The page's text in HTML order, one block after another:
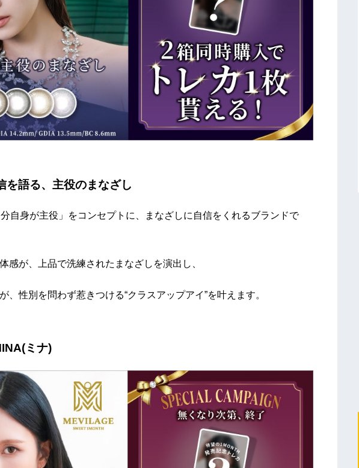
を語る、主役のまなざし
自身が主役」をコンセプトに、まなざしに自信をくれるブランドで
感が、上品で洗練されたまなざしを演出し、
、性別を問わず惹きつける“クラスアップアイ”を叶えます。
ミナ)